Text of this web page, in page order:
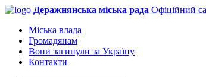
Деражнянська міська рада Офіційний
Міська влада
Громадянам
Вони загинули за Україну
Контакти